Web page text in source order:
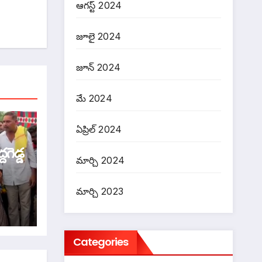
ఆగస్ట్ 2024
జూలై 2024
జూన్ 2024
మే 2024
ఏప్రిల్ 2024
మార్చి 2024
మార్చి 2023
Categories